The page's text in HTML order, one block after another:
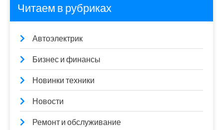
Читаем в рубриках
Автоэлектрик
Бизнес и финансы
Новинки техники
Новости
Ремонт и обслуживание